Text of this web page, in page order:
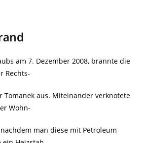
am 7. Dezember 2008, brannte die
Rechts-
Tomanek aus. Miteinander verknotete
Wohn-
man diese mit Petroleum